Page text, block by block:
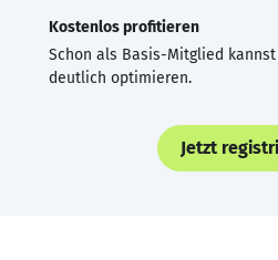
Kostenlos profitieren
Schon als Basis-Mitglied kannst
deutlich optimieren.
Jetzt